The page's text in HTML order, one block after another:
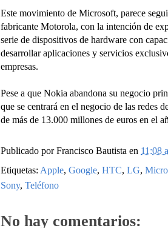
Este movimiento de Microsoft, parece
fabricante Motorola, con la intención de
serie de dispositivos de hardware con
desarrollar aplicaciones y servicios
empresas.
Pese a que Nokia abandona su negocio
que se centrará en el negocio de las redes
de más de 13.000 millones de euros en el
Publicado porFrancisco Bautista en 11:08
Etiquetas: Apple, Google, HTC, LG,
Sony, Teléfono
No hay comentarios: